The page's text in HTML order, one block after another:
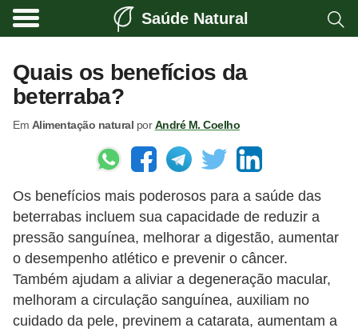
Saúde Natural
Quais os benefícios da
beterraba?
Em Alimentação natural porAndré M. Coelho
Os benefícios mais poderosos para a saúde das
beterrabas incluem sua capacidade de reduzir a
pressão sanguínea, melhorar a digestão, aumentar
o desempenho atlético e prevenir o câncer.
Também ajudam a aliviar a degeneração macular,
melhoram a circulação sanguínea, auxiliam no
cuidado da pele, previnem a catarata, aumentam a
A
i
m
e
a
ç
o
n
a